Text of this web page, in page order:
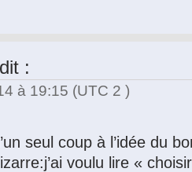
:
à 19:15 (UTC 2 )
seul coup à l’idée du
voulu lire «